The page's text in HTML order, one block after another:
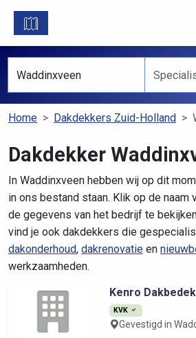
Home Dakdekkers Zuid-Holland
Dakdekker
In Waddinxveen hebben wij op dit
in ons bestand staan. Klik op de naam
de gegevens van het bedrijf te
vind je ook dakdekkers die
dakonderhoud, dakrenovatie en
werkzaamheden.
Kenro
KVK
Gevestigd in